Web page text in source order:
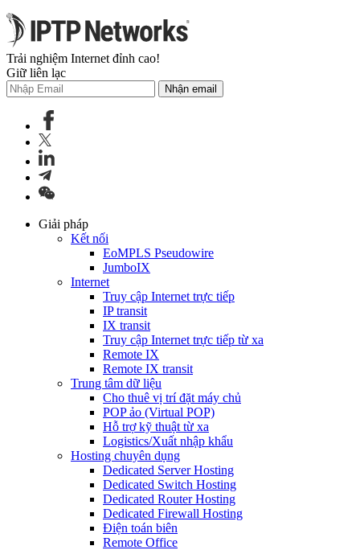
Trải nghiệm Internet đỉnh cao!
Giữ liên lạc
Nhận email
Giải pháp
Kết nối
EoMPLS Pseudowire
JumboIX
Internet
Truy cập Internet trực tiếp
IP transit
IX transit
Truy cập Internet trực tiếp từ xa
Remote IX
Remote IX transit
Trung tâm dữ liệu
Cho thuê vị trí đặt máy chủ
POP ảo (Virtual POP)
Hỗ trợ kỹ thuật từ xa
Logistics/Xuất nhập khẩu
Hosting chuyên dụng
Dedicated Server Hosting
Dedicated Switch Hosting
Dedicated Router Hosting
Dedicated Firewall Hosting
Điện toán biên
Remote Office